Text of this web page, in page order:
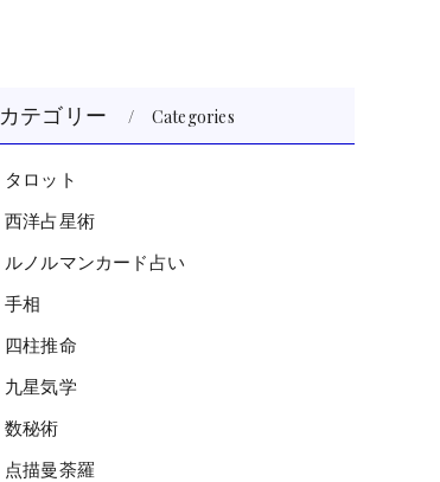
カテゴリー Categories
タロット
西洋占星術
ルノルマンカード占い
手相
四柱推命
九星気学
数秘術
点描曼荼羅